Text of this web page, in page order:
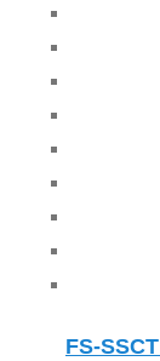
FS-